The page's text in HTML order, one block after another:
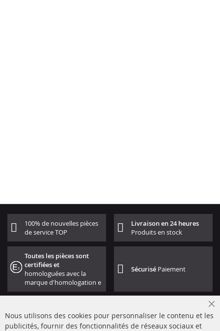
100% de nouvelles pièces
de service TOP
Livraison en 24 heures
Produits en stock
Toutes les pièces sont
certifiées et
homologuées avec la
marque d'homologation e
Sécurisé Paiement
Nous utilisons des cookies pour personnaliser le contenu et les
publicités, fournir des fonctionnalités de réseaux sociaux et